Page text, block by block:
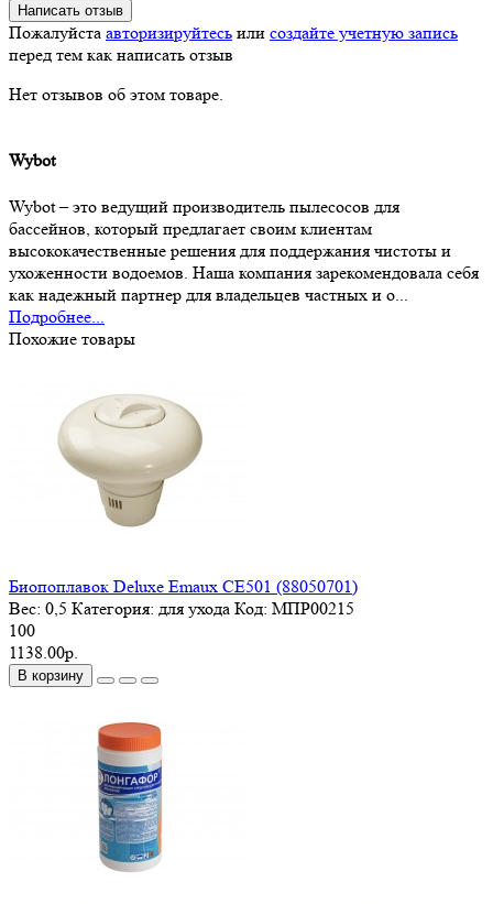
Написать отзыв
Пожалуйста авторизируйтесь или создайте учетную запись
перед тем как написать отзыв
Нет отзывов об этом товаре.
Wybot
Wybot – это ведущий производитель пылесосов для
бассейнов, который предлагает своим клиентам
высококачественные решения для поддержания чистоты и
ухоженности водоемов. Наша компания зарекомендовала себя
как надежный партнер для владельцев частных и о...
Подробнее...
Похожие товары
Биопоплавок Deluxe Emaux CE501 (88050701)
Вес: 0,5 Категория: для ухода Код: МПР00215
100
1138.00р.
В корзину